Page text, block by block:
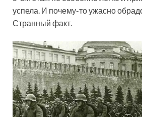
успела. И почему-то ужасно
Странный факт.